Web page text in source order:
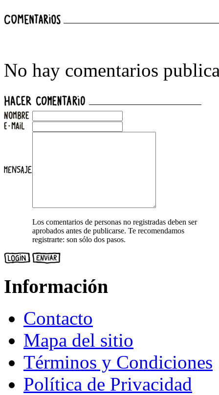
No hay comentarios
Los comentarios de personas no registradas deben ser
aprobados antes de publicarse. Te recomendamos
registrarte: son sólo dos pasos.
Información
Contacto
Mapa del sitio
Términos y Condiciones
Política de Privacidad